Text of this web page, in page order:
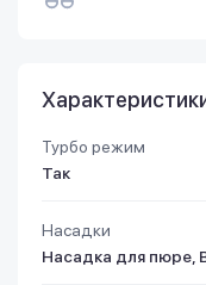
Турбо режим
Так
Насадки
Насадка для пюре,